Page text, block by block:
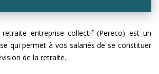
retraite entreprise collectif (Pereco) est un
qui permet à vos salariés de se constituer
de la retraite.